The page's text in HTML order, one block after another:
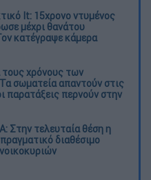
It: 15χρονο ντυμένος
μέχρι θανάτου
κατέγραψε κάμερα
τους χρόνους των
σωματεία απαντούν στις
παρατάξεις περνούν στην
Στην τελευταία θέση η
διαθέσιμο